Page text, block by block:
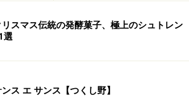
リスマス伝統の発酵菓子、極上のシュトレン
選
ス エ サンス【つくし野】